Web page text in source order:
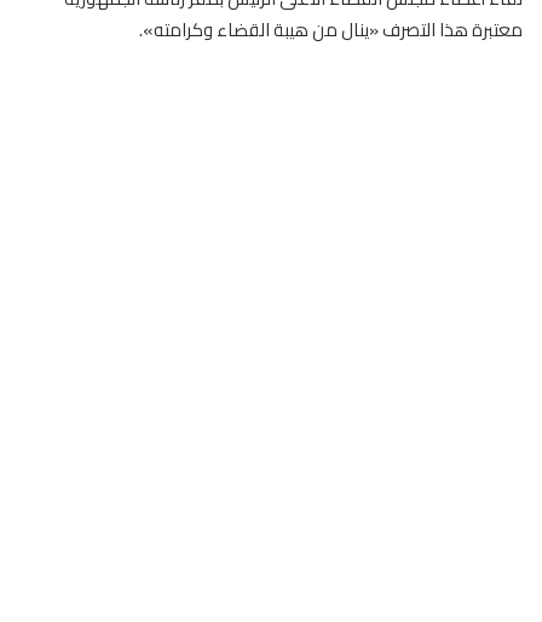
معتبرة هذا التصرف «ينال من هيبة القضاء وكرامته».